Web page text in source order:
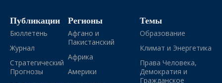
Публикации
Бюллетень
Журнал
Стратегический
Прогнозы
Регионы
Афгано и
Пакистанский
Африка
Америки
Темы
Образование
Климат и Энергетика
Права Человека,
Демократия и
Гражданское